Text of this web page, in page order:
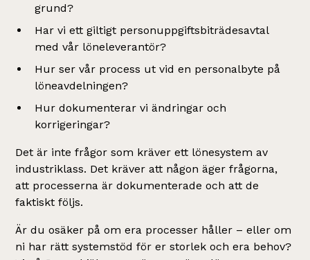
grund?
Har vi ett giltigt personuppgiftsbiträdesavtal
med vår löneleverantör?
Hur ser vår process ut vid en personalbyte på
löneavdelningen?
Hur dokumenterar vi ändringar och
korrigeringar?
Det är inte frågor som kräver ett lönesystem av
industriklass. Det kräver att någon äger frågorna,
att processerna är dokumenterade och att de
faktiskt följs.
Är du osäker på om era processer håller – eller om
ni har rätt systemstöd för er storlek och era behov?